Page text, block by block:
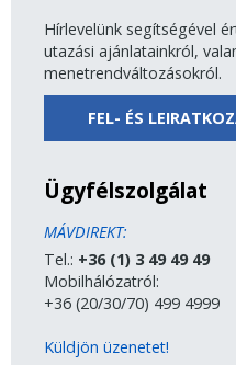
Hírlevelünk segítségével
utazási ajánlatainkról,
menetrendváltozásokról.
FEL- ÉS
Ügyfélszolgálat
MÁVDIREKT:
Tel.: +36 (1) 3 49 49 49
Mobilhálózatról:
+36 (20/30/70) 499 4999
Küldjön üzenetet!